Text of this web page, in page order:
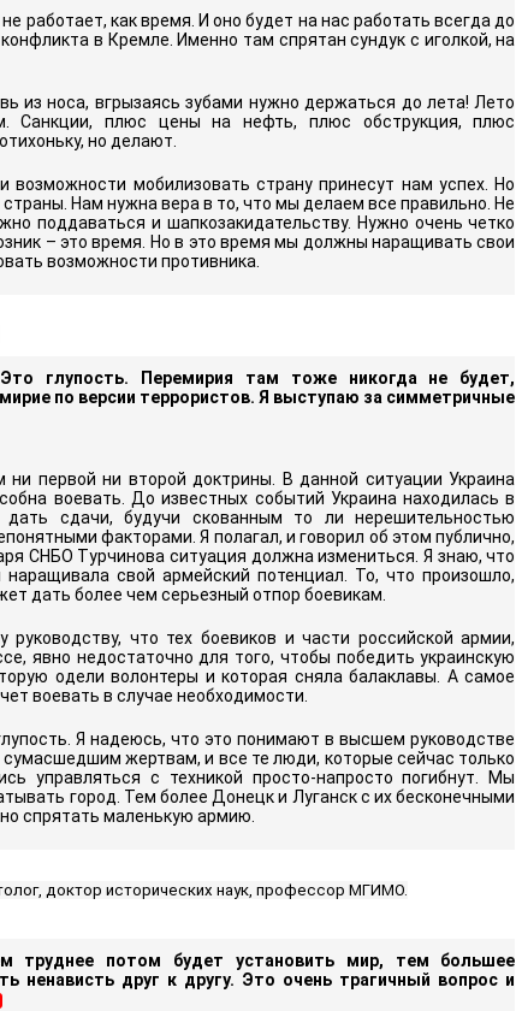
работает, как время. И оно будет на нас работать всегда до
в Кремле. Именно там спрятан сундук с иголкой, на
из носа, вгрызаясь зубами нужно держаться до лета! Лето
Санкции, плюс цены на нефть, плюс обструкция, плюс
но делают.
мобилизовать страну принесут нам успех. Но
Нам нужна вера в то, что мы делаем все правильно. Не
поддаваться и шапкозакидательству. Нужно очень четко
– это время. Но в это время мы должны наращивать свои
возможности противника.
глупость. Перемирия там тоже никогда не будет,
по версии террористов. Я выступаю за симметричные
первой ни второй доктрины. В данной ситуации Украина
воевать. До известных событий Украина находилась в
сдачи, будучи скованным то ли нерешительностью
факторами. Я полагал, и говорил об этом публично,
СНБО Турчинова ситуация должна измениться. Я знаю, что
свой армейский потенциал. То, что произошло,
дать более чем серьезный отпор боевикам.
руководству, что тех боевиков и части российской армии,
явно недостаточно для того, чтобы победить украинскую
одели волонтеры и которая сняла балаклавы. А самое
воевать в случае необходимости.
Я надеюсь, что это понимают в высшем руководстве
сумасшедшим жертвам, и все те люди, которые сейчас только
управляться с техникой просто-напросто погибнут. Мы
город. Тем более Донецк и Луганск с их бесконечными
спрятать маленькую армию.
доктор исторических наук, профессор МГИМО.
труднее потом будет установить мир, тем большее
ненависть друг к другу. Это очень трагичный вопрос и